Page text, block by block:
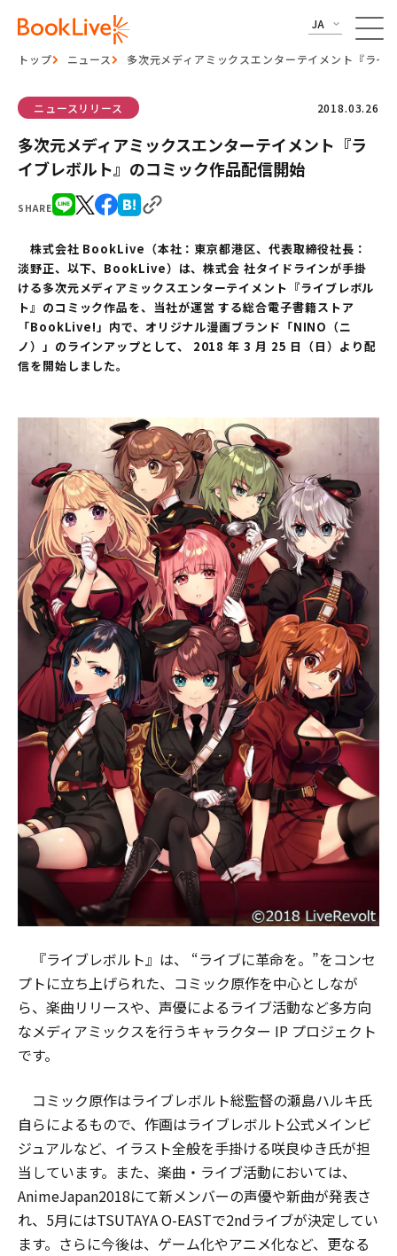
JA
トップ ニュース 多次元メディアミックスエンターテイメント『ライ
SHARE
ニュースリリース 2018.03.26
多次元メディアミックスエンターテイメント『ラ
イブレボルト』のコミック作品配信開始
株式会社 BookLive（本社：東京都港区、代表取締役社長：
淡野正、以下、BookLive）は、株式会 社タイドラインが手掛
ける多次元メディアミックスエンターテイメント『ライブレボル
ト』のコミック作品を、当社が運営 する総合電子書籍ストア
「BookLive!」内で、オリジナル漫画ブランド「NINO（ニ
ノ）」のラインアップとして、 2018 年 3 月 25 日（日）より配
信を開始しました。
『ライブレボルト』は、 “ライブに革命を。”をコンセ
プトに立ち上げられた、コミック原作を中心としなが
ら、楽曲リリースや、声優によるライブ活動など多方向
なメディアミックスを行うキャラクター IP プロジェクト
です。
コミック原作はライブレボルト総監督の瀬島ハルキ氏
自らによるもので、作画はライブレボルト公式メインビ
ジュアルなど、イラスト全般を手掛ける咲良ゆき氏が担
当しています。また、楽曲・ライブ活動においては、
AnimeJapan2018にて新メンバーの声優や新曲が発表さ
れ、5月にはTSUTAYA O-EASTで2ndライブが決定してい
ます。さらに今後は、ゲーム化やアニメ化など、更なる